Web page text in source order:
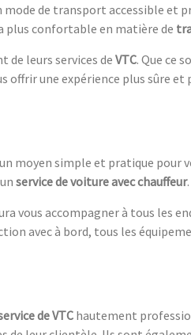
de transport accessible et
plus confortable en matière de
de leurs services de VTC. Que ce
une expérience plus sûre et
moyen simple et pratique pour
service de voiture avec chauffeur.
vous accompagner à tous les
avec à bord, tous les
de VTC hautement